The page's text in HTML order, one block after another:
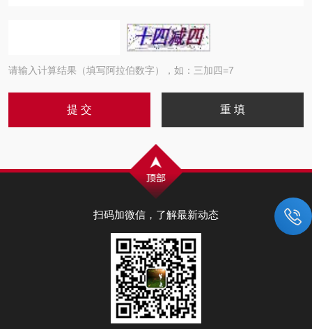
请输入计算结果（填写阿拉伯数字），如：三加四=7
扫码加微信，了解最新动态